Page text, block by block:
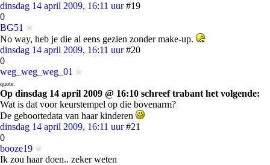
dinsdag 14 april 2009, 16:11 uur #19
0
BG51
No way, heb je die al eens gezien zonder make-up.
dinsdag 14 april 2009, 16:11 uur #20
0
weg_weg_weg_01
quote:
Op dinsdag 14 april 2009 @ 16:10 schreef trabant het volgende:
Wat is dat voor keurstempel op die bovenarm?
De geboortedata van haar kinderen
dinsdag 14 april 2009, 16:11 uur #21
0
booze19
Ik zou haar doen.. zeker weten